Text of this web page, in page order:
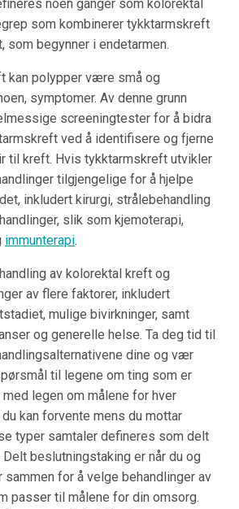
noen ganger som kolorektal
som kombinerer tykktarmskreft
som begynner i endetarmen.
kan polypper være små og
symptomer. Av denne grunn
screeningtester for å bidra
ved å identifisere og fjerne
til kreft. Hvis tykktarmskreft utvikler
tilgjengelige for å hjelpe
inkludert kirurgi, strålebehandling
slik som kjemoterapi,
immunterapi.
av kolorektal kreft og
av flere faktorer, inkludert
mulige bivirkninger, samt
og generelle helse. Ta deg tid til
dine og vær
til legene om ting som er
med legen om målene for hver
kan forvente mens du mottar
typer samtaler defineres som delt
beslutningstaking er når du og
sammen for å velge behandlinger av
passer til målene for din omsorg.